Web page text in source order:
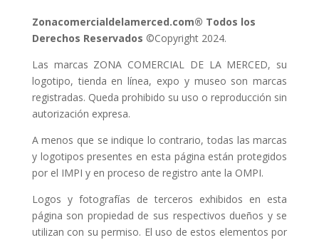
Zonacomercialdelamerced.com® Todos los
Derechos Reservados ©Copyright 2024.
Las marcas ZONA COMERCIAL DE LA MERCED, su
logotipo, tienda en línea, expo y museo son marcas
registradas. Queda prohibido su uso o reproducción sin
autorización expresa.
A menos que se indique lo contrario, todas las marcas
y logotipos presentes en esta página están protegidos
por el IMPI y en proceso de registro ante la OMPI.
Logos y fotografías de terceros exhibidos en esta
página son propiedad de sus respectivos dueños y se
utilizan con su permiso. El uso de estos elementos por